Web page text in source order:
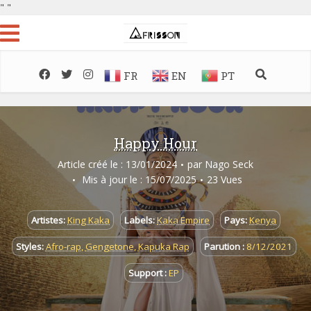
" "
FR EN PT
Happy Hour
Article créé le : 13/01/2024 par Nago Seck
Mis à jour le : 15/07/2025
23 Vues
Artistes:King Kaka Labels:Kaka Empire Pays:Kenya
Styles:Afro-rap, Gengetone,Kapuka Rap Parution : 8/12/2021
Support :EP